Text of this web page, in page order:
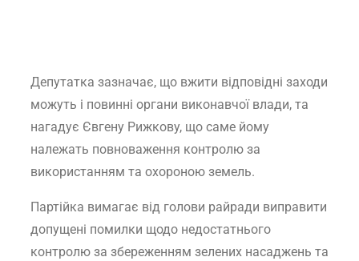
Депутатка зазначає, що вжити відповідні заходи
можуть і повинні органи виконавчої влади, та
нагадує Євгену Рижкову, що саме йому
належать повноваження контролю за
використанням та охороною земель.
Партійка вимагає від голови райради виправити
допущені помилки щодо недостатнього
контролю за збереженням зелених насаджень та